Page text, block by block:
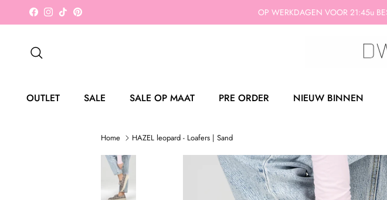
Ga naar inhoud
Facebook
Instagram
TikTokPinterest OP WERKDAGEN VOOR 21:45u
OUTLET SALE SALE OP MAAT PRE ORDER NIEUW BINNEN
Home HAZEL leopard - Loafers | Sand